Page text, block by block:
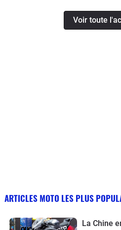
Voir toute
ARTICLES MOTO LES PLUS
La Chine